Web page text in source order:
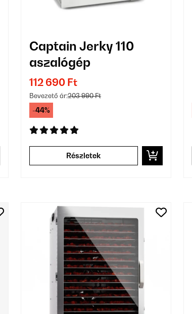
Captain Jerky 110
aszalógép
112 690 Ft
Bevezető ár:203 990 Ft
-44%
Részletek